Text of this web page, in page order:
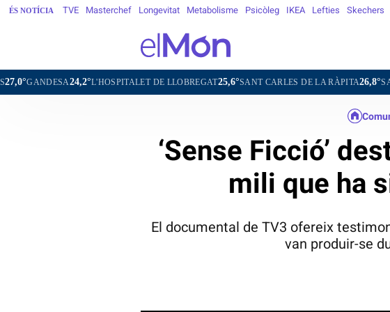
ÉS NOTÍCIA TVE Masterchef Longevitat Metabolisme Psicòleg IKEA Lefties Skechers
24,2°L'HOSPITALET DE LLOBREGAT25,6°SANT CARLES DE LA RÀPITA26,8°SANT CUGAT
‘Sense Ficció’
mili que ha
El documental de TV3 ofereix
van produir-se